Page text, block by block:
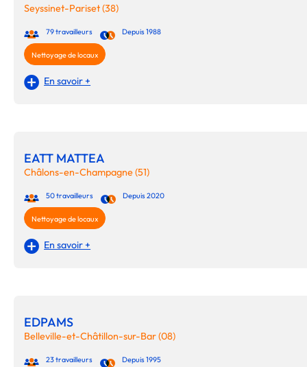
Seyssinet-Pariset (38)
79 travailleurs Depuis 1988
Nettoyage de locaux
En savoir +
EATT MATTEA
Châlons-en-Champagne (51)
50 travailleurs Depuis 2020
Nettoyage de locaux
En savoir +
EDPAMS
Belleville-et-Châtillon-sur-Bar (08)
23 travailleurs Depuis 1995